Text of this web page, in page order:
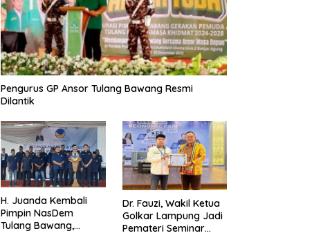
Pengurus GP Ansor Tulang Bawang Resmi
Dilantik
H. Juanda Kembali
Pimpin NasDem
Tulang Bawang,
Dr. Fauzi, Wakil Ketua
Golkar Lampung Jadi
Pemateri Seminar